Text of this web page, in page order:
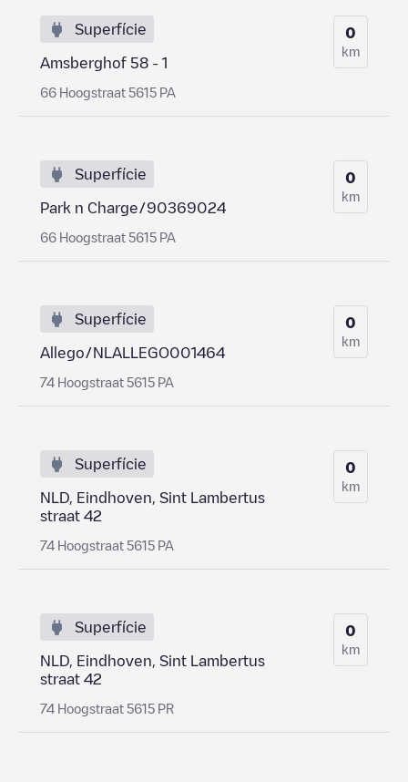
Superfície
Amsberghof 58 - 1
66 Hoogstraat 5615 PA
0
km
Superfície
Park n Charge/90369024
66 Hoogstraat 5615 PA
0
km
Superfície
Allego/NLALLEGO001464
74 Hoogstraat 5615 PA
0
km
Superfície
NLD, Eindhoven, Sint Lambertus
straat 42
74 Hoogstraat 5615 PA
0
km
Superfície
NLD, Eindhoven, Sint Lambertus
straat 42
74 Hoogstraat 5615 PR
0
km